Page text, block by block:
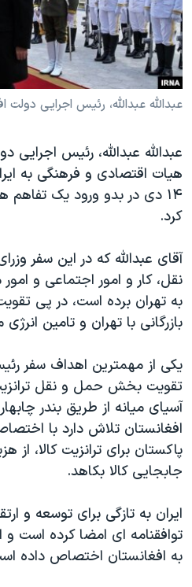
فرهنگ و زندگی
حقوق شهروندی
اقتصادی
علم و فناوری
گالری عکس
آرشیو پخش زنده
مستندها
انتخابات ریاست جمهوری آمریکا ۲۰۲۴
حمله جمهوری اسلامی به اسرائیل
رمز مهسا
اعتراضات زن، زندگی، آزادی
مجموعه مستندهای دادخواهی
چهل سال گروگان‌گیری
قانون شفافیت دارائی کادر رهبری
اعتراضات مردمی آبان ۹۸
نرگس محمدی برنده جایزه نوبل
همایش محافظه‌کاران آمریکا
صفحه‌های ویژه
سفر پرزیدنت ترامپ به چین
دنبال کنید
عبدالله عبدالله، رئیس اجرایی دولت
عبدالله عبدالله، رئیس اجرایی
هیات اقتصادی و فرهنگی به
۱۴ دی در بدو ورود یک تفاهم
کرد.
آقای عبدالله که در این سفر
نقل، کار و امور اجتماعی و
به تهران برده است، در پی
بازرگانی با تهران و تامین
یکی از مهمترین اهداف سفر
تقویت بخش حمل و نقل ترانزیت
آسیای میانه از طریق بندر
افغانستان تلاش دارد با
پاکستان برای ترانزیت کالا، از
جابجایی کالا بکاهد.
ایران به تازگی برای توسعه و
توافقنامه ای امضا کرده است و
به افغانستان اختصاص داده